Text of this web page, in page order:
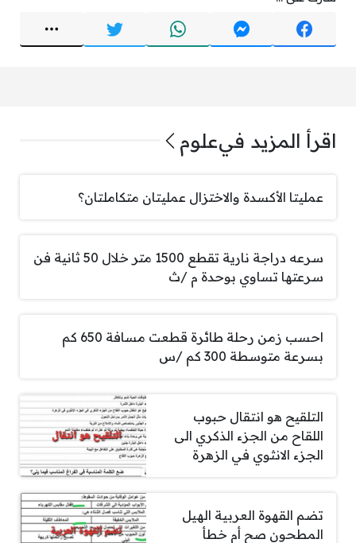
اقرأ المزيد فيعلوم
عمليتا الأكسدة والاختزال عمليتان متكاملتان؟
سرعه دراجة نارية تقطع 1500 متر خلال 50 ثانية فن
سرعتها تساوي بوحدة م /ث
احسب زمن رحلة طائرة قطعت مسافة 650 كم
بسرعة متوسطة 300 كم /س
التلقيح هو انتقال حبوب
اللقاح من الجزء الذكري الى
الجزء الانثوي في الزهرة
تضم القهوة العربية الهيل
المطحون صح أم خطأ